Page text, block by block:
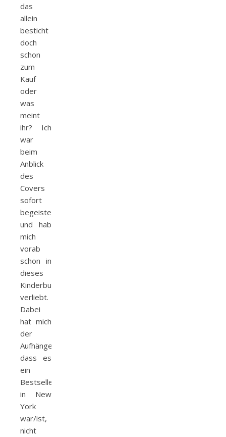
das
allein
besticht
doch
schon
zum
Kauf
oder
was
meint
ihr? Ich
war
beim
Anblick
des
Covers
sofort
begeistert
und hab
mich
vorab
schon in
dieses
Kinderbuch
verliebt.
Dabei
hat mich
der
Aufhänger,
dass es
ein
Bestseller
in New
York
war/ist,
nicht